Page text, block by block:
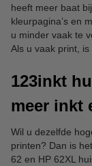
heeft meer baat
kleurpagina’s en
u minder vaak te
Als u vaak print, is
123inkt
meer inkt
Wil u dezelfde
printen? Dan is
62 en HP 62XL